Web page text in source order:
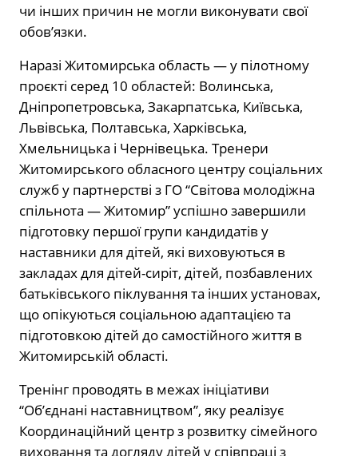
чи інших причин не могли виконувати свої
обов’язки.
Наразі Житомирська область — у пілотному
проєкті серед 10 областей: Волинська,
Дніпропетровська, Закарпатська, Київська,
Львівська, Полтавська, Харківська,
Хмельницька і Чернівецька. Тренери
Житомирського обласного центру соціальних
служб у партнерстві з ГО “Світова молодіжна
спільнота — Житомир” успішно завершили
підготовку першої групи кандидатів у
наставники для дітей, які виховуються в
закладах для дітей-сиріт, дітей, позбавлених
батьківського піклування та інших установах,
що опікуються соціальною адаптацією та
підготовкою дітей до самостійного життя в
Житомирській області.
Тренінг проводять в межах ініціативи
“Об’єднані наставництвом”, яку реалізує
Координаційний центр з розвитку сімейного
виховання та догляду дітей у співпраці з